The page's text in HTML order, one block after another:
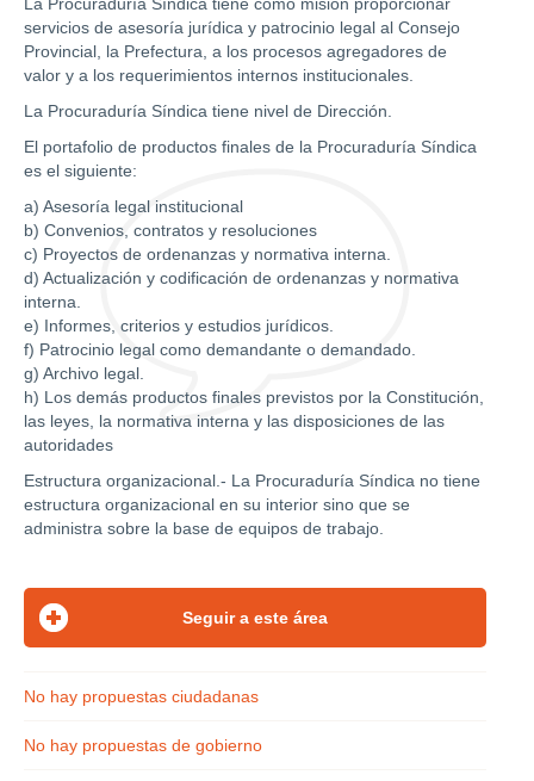
servicios de asesoría jurídica y patrocinio legal al Consejo
Provincial, la Prefectura, a los procesos agregadores de
valor y a los requerimientos internos institucionales.
La Procuraduría Síndica tiene nivel de Dirección.
El portafolio de productos finales de la Procuraduría Síndica
es el siguiente:
a) Asesoría legal institucional
b) Convenios, contratos y resoluciones
c) Proyectos de ordenanzas y normativa interna.
d) Actualización y codificación de ordenanzas y normativa
interna.
e) Informes, criterios y estudios jurídicos.
f) Patrocinio legal como demandante o demandado.
g) Archivo legal.
h) Los demás productos finales previstos por la Constitución,
las leyes, la normativa interna y las disposiciones de las
autoridades
Estructura organizacional.- La Procuraduría Síndica no tiene
estructura organizacional en su interior sino que se
administra sobre la base de equipos de trabajo.
No hay propuestas ciudadanas
No hay propuestas de gobierno